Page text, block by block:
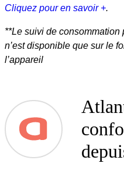
Cliquez pour en savoir +.
**Le suivi de
n’est disponible que sur le
l’appareil